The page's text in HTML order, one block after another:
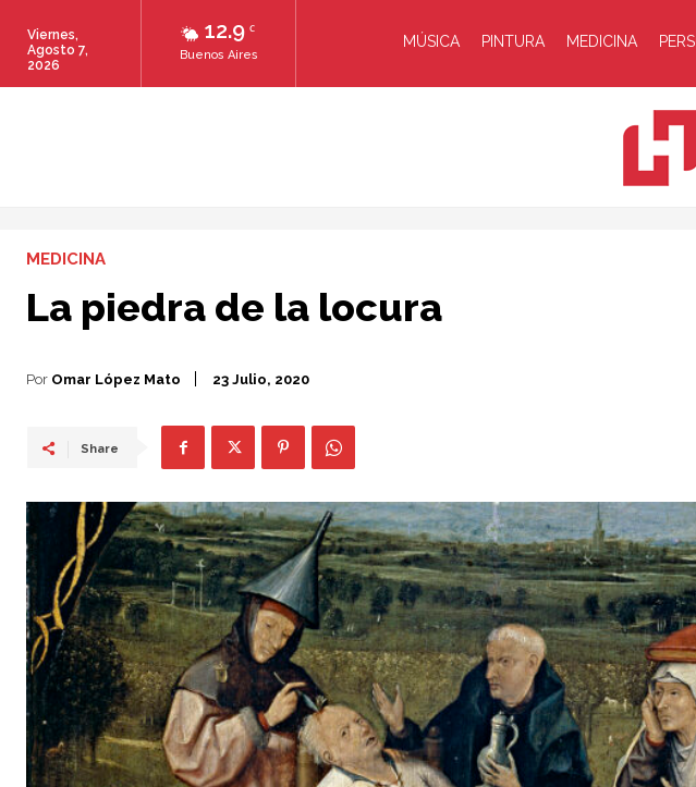
12.9 C
Buenos Aires
Viernes,
Agosto 7,
2026
MÚSICA PINTURA MEDICINA
MEDICINA
La piedra de la locura
Por Omar López Mato 23 Julio, 2020
Share